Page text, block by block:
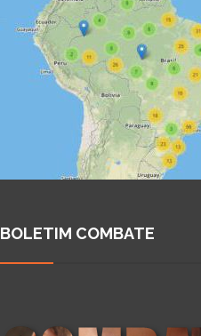
BOLETIM COMBATE